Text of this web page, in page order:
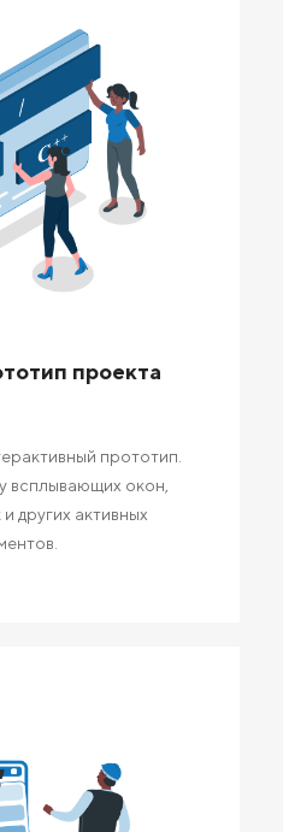
проекта
прототип.
всплывающих окон,
других активных